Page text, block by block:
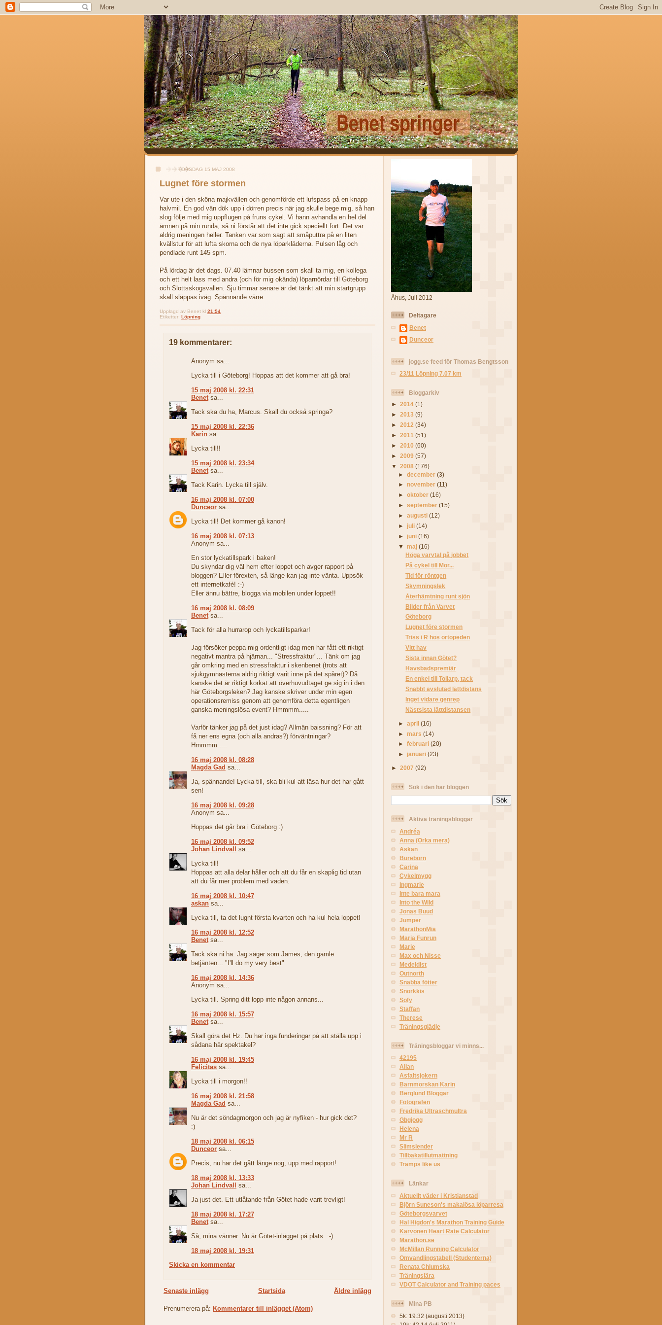
TORSDAG 15 MAJ 2008
Lugnet före stormen
Var ute i den sköna majkvällen och genomförde ett lufspass på en knapp
halvmil. En god vän dök upp i dörren precis när jag skulle bege mig, så han
slog följe med mig uppflugen på fruns cykel. Vi hann avhandla en hel del
ämnen på min runda, så ni förstår att det inte gick speciellt fort. Det var
aldrig meningen heller. Tanken var som sagt att småputtra på en liten
kvällstur för att lufta skorna och de nya löparkläderna. Pulsen låg och
pendlade runt 145 spm.
På lördag är det dags. 07.40 lämnar bussen som skall ta mig, en kollega
och ett helt lass med andra (och för mig okända) löparnördar till Göteborg
och Slottsskogsvallen. Sju timmar senare är det tänkt att min startgrupp
skall släppas iväg. Spännande värre.
Upplagd av Benet kl 21:54
Etiketter: Löpning
19 kommentarer:
Anonym sa...
Lycka till i Göteborg! Hoppas att det kommer att gå bra!
15 maj 2008 kl. 22:31
Benet sa...
Tack ska du ha, Marcus. Skall du också springa?
15 maj 2008 kl. 22:36
Karin sa...
Lycka till!!
15 maj 2008 kl. 23:34
Benet sa...
Tack Karin. Lycka till själv.
16 maj 2008 kl. 07:00
Dunceor sa...
Lycka till! Det kommer gå kanon!
16 maj 2008 kl. 07:13
Anonym sa...
En stor lyckatillspark i baken!
Du skyndar dig väl hem efter loppet och avger rapport på
bloggen? Eller förexten, så länge kan jag inte vänta. Uppsök
ett internetkafé! :-)
Eller ännu bättre, blogga via mobilen under loppet!!
16 maj 2008 kl. 08:09
Benet sa...
Tack för alla hurrarop och lyckatillsparkar!
Jag försöker peppa mig ordentligt idag men har fått ett riktigt
negativt mantra på hjärnan... "Stressfraktur"... Tänk om jag
går omkring med en stressfraktur i skenbenet (trots att
sjukgymnasterna aldrig riktigt varit inne på det spåret)? Då
kanske det är riktigt korkat att överhuvudtaget ge sig in i den
här Göteborgsleken? Jag kanske skriver under min egen
operationsremiss genom att genomföra detta egentligen
ganska meningslösa event? Hmmmm.....
Varför tänker jag på det just idag? Allmän baissning? För att
få ner ens egna (och alla andras?) förväntningar?
Hmmmm.....
16 maj 2008 kl. 08:28
Magda Gad sa...
Ja, spännande! Lycka till, ska bli kul att läsa hur det har gått
sen!
16 maj 2008 kl. 09:28
Anonym sa...
Hoppas det går bra i Göteborg :)
16 maj 2008 kl. 09:52
Johan Lindvall sa...
Lycka till!
Hoppas att alla delar håller och att du får en skaplig tid utan
att du får mer problem med vaden.
16 maj 2008 kl. 10:47
askan sa...
Lycka till, ta det lugnt första kvarten och ha kul hela loppet!
16 maj 2008 kl. 12:52
Benet sa...
Tack ska ni ha. Jag säger som James, den gamle
betjänten... "I'll do my very best"
16 maj 2008 kl. 14:36
Anonym sa...
Lycka till. Spring ditt lopp inte någon annans...
16 maj 2008 kl. 15:57
Benet sa...
Skall göra det Hz. Du har inga funderingar på att ställa upp i
sådana här spektakel?
16 maj 2008 kl. 19:45
Felicitas sa...
Lycka till i morgon!!
16 maj 2008 kl. 21:58
Magda Gad sa...
Nu är det söndagmorgon och jag är nyfiken - hur gick det?
:)
18 maj 2008 kl. 06:15
Dunceor sa...
Precis, nu har det gått länge nog, upp med rapport!
18 maj 2008 kl. 13:33
Johan Lindvall sa...
Ja just det. Ett utlåtande från Götet hade varit trevligt!
18 maj 2008 kl. 17:27
Benet sa...
Så, mina vänner. Nu är Götet-inlägget på plats. :-)
18 maj 2008 kl. 19:31
Skicka en kommentar
Senaste inlägg Äldre inlägg
Startsida
Prenumerera på: Kommentarer till inlägget (Atom)
Åhus, Juli 2012
Deltagare
Benet
Dunceor
jogg.se feed för Thomas Bengtsson
23/11 Löpning 7,07 km
Bloggarkiv
► 2014 (1)
► 2013 (9)
► 2012 (34)
► 2011 (51)
► 2010 (60)
► 2009 (57)
▼ 2008 (176)
►december(3)
►november(11)
►oktober(16)
►september(15)
►augusti(12)
► juli(14)
► juni(16)
▼maj(16)
Höga varvtal på jobbet
På cykel till Mor...
Tid för röntgen
Skymningslek
Återhämtning runt sjön
Bilder från Varvet
Göteborg
Lugnet före stormen
Triss i R hos ortopeden
Vitt hav
Sista innan Götet?
Havsbadspremiär
En enkel till Tollarp, tack
Snabbt avslutad lättdistans
Inget vidare genrep
Nästsista lättdistansen
►april(16)
►mars(14)
►februari(20)
► januari(23)
► 2007 (92)
Sök i den här bloggen
Aktiva träningsbloggar
Andréa
Anna (Orka mera)
Askan
Bureborn
Carina
Cykelmygg
Ingmarie
Inte bara mara
Into the Wild
Jonas Buud
Jumper
MarathonMia
Maria Funrun
Marie
Max och Nisse
Medeldist
Outnorth
Snabba fötter
Snorkkis
Sofy
Staffan
Therese
Träningsglädje
Träningsbloggar vi minns...
42195
Allan
Asfaltsjokern
Barnmorskan Karin
Berglund Bloggar
Fotografen
Fredrika Ultraschmultra
Gbgjogg
Helena
Mr R
Slimslender
Tillbakatillutmattning
Tramps like us
Länkar
Aktuellt väder i Kristianstad
Björn Suneson's makalösa löparresa
Göteborgsvarvet
Hal Higdon's Marathon Training Guide
Karvonen Heart Rate Calculator
Marathon.se
McMillan Running Calculator
Omvandlingstabell (Studenterna)
Renata Chlumska
Träningslära
VDOT Calculator and Training paces
Mina PB
5k: 19.32 (augusti 2013)